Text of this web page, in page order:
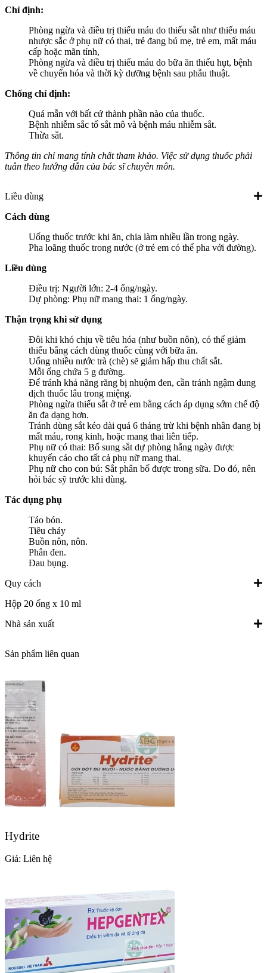
Chỉ định:
Phòng ngừa và điều trị thiếu máu do thiếu sắt như thiếu máu
nhược sắc ở phụ nữ có thai, trẻ đang bú mẹ, trẻ em, mất máu
cấp hoặc mãn tính,
Phòng ngừa và điều trị thiếu máu do bữa ăn thiếu hụt, bệnh
về chuyển hóa và thời kỳ dưỡng bệnh sau phẫu thuật.
Chống chỉ định:
Quá mẫn với bất cứ thành phần nào của thuốc.
Bệnh nhiễm sắc tố sắt mô và bệnh máu nhiễm sắt.
Thừa sắt.
Thông tin chỉ mang tính chất tham khảo. Việc sử dụng thuốc phải
tuân theo hướng dẫn của bác sĩ chuyên môn.
Liều dùng
Cách dùng
Uống thuốc trước khi ăn, chia làm nhiều lần trong ngày.
Pha loãng thuốc trong nước (ở trẻ em có thể pha với đường).
Liều dùng
Điều trị: Người lớn: 2-4 ống/ngày.
Dự phòng: Phụ nữ mang thai: 1 ống/ngày.
Thận trọng khi sử dụng
Đôi khi khó chịu về tiêu hóa (như buồn nôn), có thể giảm
thiểu bằng cách dùng thuốc cùng với bữa ăn.
Uống nhiều nước trà (chè) sẽ giảm hấp thu chất sắt.
Mỗi ống chứa 5 g đường.
Để tránh khả năng răng bị nhuộm đen, cần tránh ngậm dung
dịch thuốc lâu trong miệng.
Phòng ngừa thiếu sắt ở trẻ em bằng cách áp dụng sớm chế độ
ăn đa dạng hơn.
Tránh dùng sắt kéo dài quá 6 tháng trừ khi bệnh nhân đang bị
mất máu, rong kinh, hoặc mang thai liên tiếp.
Phụ nữ có thai: Bổ sung sắt dự phòng hằng ngày được
khuyến cáo cho tất cả phụ nữ mang thai.
Phụ nữ cho con bú: Sắt phân bố được trong sữa. Do đó, nên
hỏi bác sỹ trước khi dùng.
Tác dụng phụ
Táo bón.
Tiêu chảy
Buồn nôn, nôn.
Phân đen.
Đau bụng.
Quy cách
Hộp 20 ống x 10 ml
Nhà sản xuất
Sản phẩm liên quan
Hydrite
Giá: Liên hệ